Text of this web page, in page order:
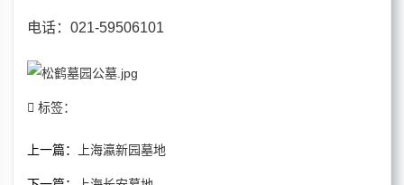
电话：021-59506101
标签：
上一篇： 上海瀛新园墓地